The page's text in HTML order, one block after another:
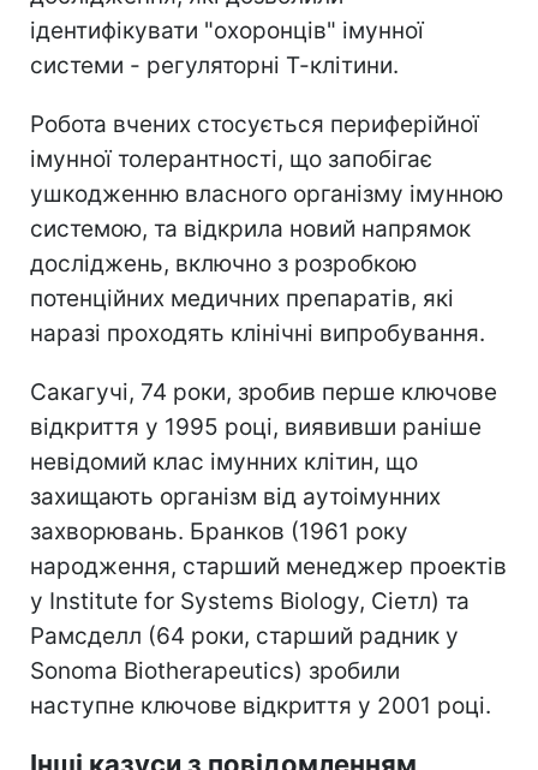
ідентифікувати "охоронців" імунної
системи - регуляторні Т-клітини.
Робота вчених стосується периферійної
імунної толерантності, що запобігає
ушкодженню власного організму імунною
системою, та відкрила новий напрямок
досліджень, включно з розробкою
потенційних медичних препаратів, які
наразі проходять клінічні випробування.
Сакагучі, 74 роки, зробив перше ключове
відкриття у 1995 році, виявивши раніше
невідомий клас імунних клітин, що
захищають організм від аутоімунних
захворювань. Бранков (1961 року
народження, старший менеджер проектів
у Institute for Systems Biology, Сіетл) та
Рамсделл (64 роки, старший радник у
Sonoma Biotherapeutics) зробили
наступне ключове відкриття у 2001 році.